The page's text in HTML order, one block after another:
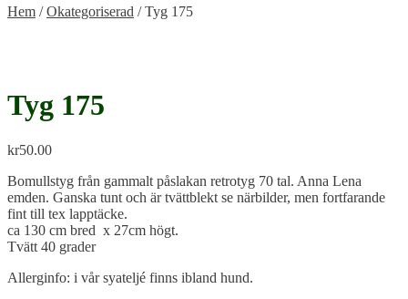
Hem /Okategoriserad /Tyg 175
Tyg 175
kr50.00
Bomullstyg från gammalt påslakan retrotyg 70 tal. Anna Lena
emden. Ganska tunt och är tvättblekt se närbilder, men fortfarande
fint till tex lapptäcke.
ca 130 cm bred x 27cm högt.
Tvätt 40 grader
Allerginfo: i vår syateljé finns ibland hund.